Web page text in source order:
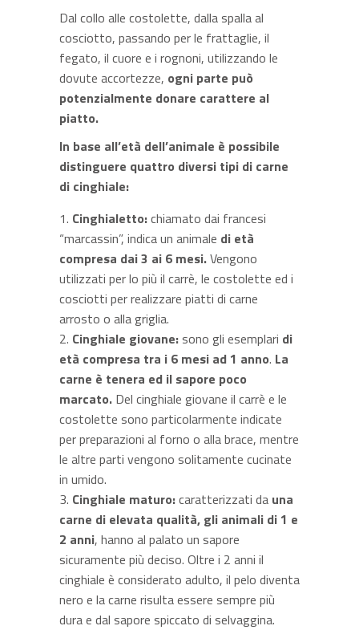
Dal collo alle costolette, dalla spalla al
cosciotto, passando per le frattaglie, il
fegato, il cuore e i rognoni, utilizzando le
dovute accortezze, ogni parte può
potenzialmente donare carattere al
piatto.
In base all’età dell’animale è possibile
distinguere quattro diversi tipi di carne
di cinghiale:
Cinghialetto:chiamato dai francesi
“marcassin”, indica un animale di età
compresa dai 3 ai 6 mesi.Vengono
utilizzati per lo più il carrè, le costolette ed i
cosciotti per realizzare piatti di carne
arrosto o alla griglia.
Cinghiale giovane:sono gli esemplari di
età compresa tra i 6 mesi ad 1 anno. La
carne è tenera ed il sapore poco
marcato. Del cinghiale giovane il carrè e le
costolette sono particolarmente indicate
per preparazioni al forno o alla brace, mentre
le altre parti vengono solitamente cucinate
in umido.
Cinghiale maturo:caratterizzati da una
carne di elevata qualità, gli animali di 1 e
2 anni, hanno al palato un sapore
sicuramente più deciso. Oltre i 2 anni il
cinghiale è considerato adulto, il pelo diventa
nero e la carne risulta essere sempre più
dura e dal sapore spiccato di selvaggina.